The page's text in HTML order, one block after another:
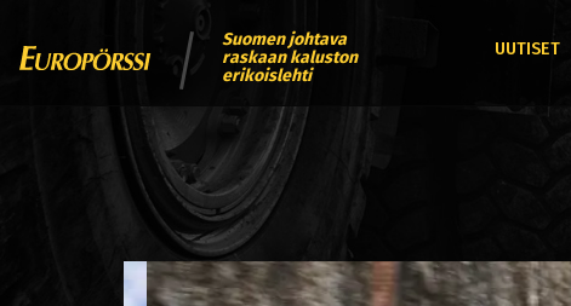
Suomen johtava
raskaan kaluston
erikoislehti
UUTISET